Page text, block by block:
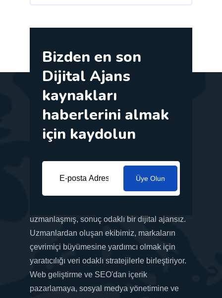
Bizden en son
Dijital Ajans
kaynakları
haberlerini almak
için kaydolun
Üye Olun
İş ihtiyaçlarınıza göre uyarlanmış yenilikçi
uzmanlaşmış, sonuç odaklı bir dijital ajansız.
Uzmanlardan oluşan ekibimiz, markaların
çevrimiçi büyümesine yardımcı olmak için
yaratıcılığı veri odaklı stratejilerle birleştiriyor.
Web geliştirme ve SEO'dan içerik
pazarlamaya, sosyal medya yönetimine ve